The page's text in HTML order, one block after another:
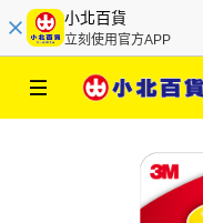
小北百貨
立刻使用官方APP